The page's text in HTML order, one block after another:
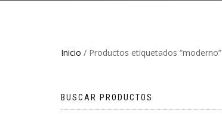
Inicio / Productos etiquetados “moderno”
BUSCAR PRODUCTOS